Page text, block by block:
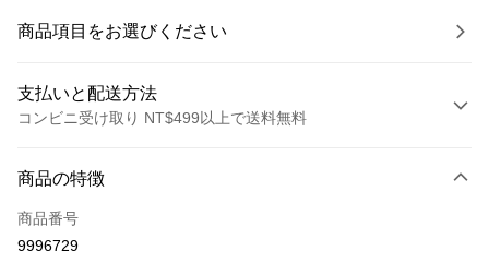
商品項目をお選びください
支払いと配送方法
コンビニ受け取り NT$499以上で送料無料
クレジットカード1回払い
コンビニ店頭代金引換
商品の特徴
商品番号
9996729